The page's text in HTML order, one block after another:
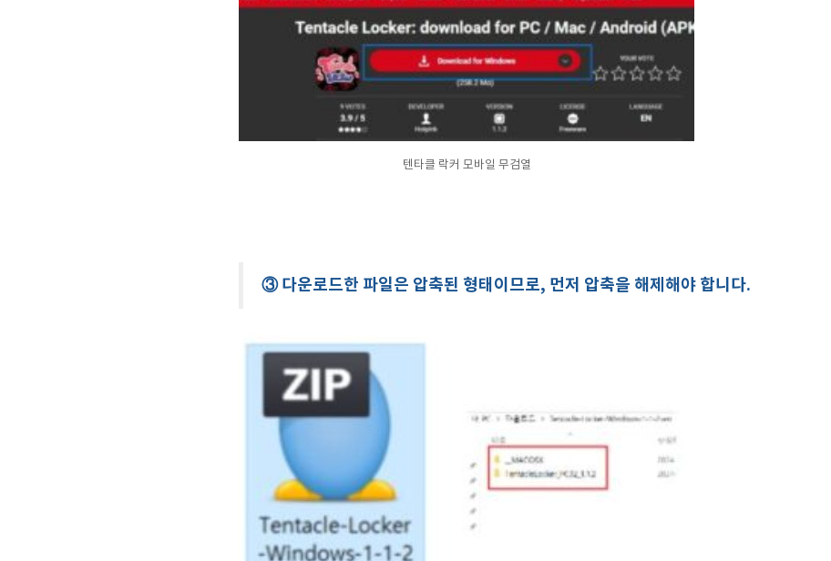
텐타클 락커 모바일 무검열
③ 다운로드한 파일은 압축된 형태이므로, 먼저 압축을 해제해야 합니다.